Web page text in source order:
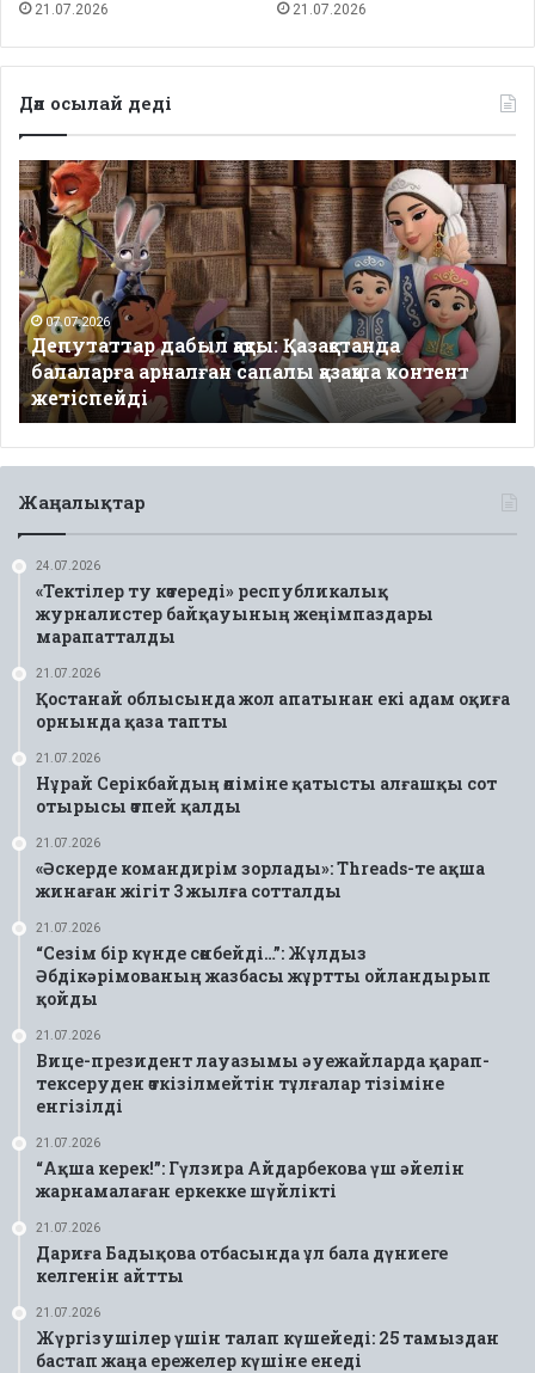
21.07.2026 21.07.2026
Дәл осылай деді
Депутаттар
дабыл
қақты:
Қазақстанда
балаларға
арналған
сапалы
қазақша
контент
жетіспейді
07.07.2026
Депутаттар дабыл қақты: Қазақстанда
балаларға арналған сапалы қазақша контент
жетіспейді
Жаңалықтар
24.07.2026
«Тектілер ту көтереді» республикалық
журналистер байқауының жеңімпаздары
марапатталды
21.07.2026
Қостанай облысында жол апатынан екі адам оқиға
орнында қаза тапты
21.07.2026
Нұрай Серікбайдың өліміне қатысты алғашқы сот
отырысы өтпей қалды
21.07.2026
«Әскерде командирім зорлады»: Threads-те ақша
жинаған жігіт 3 жылға сотталды
21.07.2026
“Сезім бір күнде сөнбейді…”: Жұлдыз
Әбдікәрімованың жазбасы жұртты ойландырып
қойды
21.07.2026
Вице-президент лауазымы әуежайларда қарап-
тексеруден өткізілмейтін тұлғалар тізіміне
енгізілді
21.07.2026
“Ақша керек!”: Гүлзира Айдарбекова үш әйелін
жарнамалаған еркекке шүйлікті
21.07.2026
Дариға Бадықова отбасында ұл бала дүниеге
келгенін айтты
21.07.2026
Жүргізушілер үшін талап күшейеді: 25 тамыздан
бастап жаңа ережелер күшіне енеді